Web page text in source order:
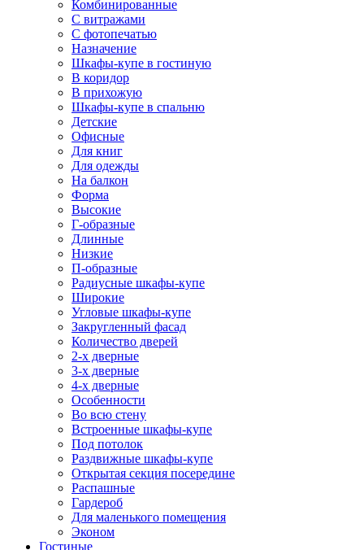
Комбинированные
С витражами
С фотопечатью
Назначение
Шкафы-купе в гостиную
В коридор
В прихожую
Шкафы-купе в спальню
Детские
Офисные
Для книг
Для одежды
На балкон
Форма
Высокие
Г-образные
Длинные
Низкие
П-образные
Радиусные шкафы-купе
Широкие
Угловые шкафы-купе
Закругленный фасад
Количество дверей
2-х дверные
3-х дверные
4-х дверные
Особенности
Во всю стену
Встроенные шкафы-купе
Под потолок
Раздвижные шкафы-купе
Открытая секция посередине
Распашные
Гардероб
Для маленького помещения
Эконом
Гостиные